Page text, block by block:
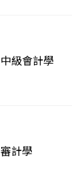
中級會計學
審計學